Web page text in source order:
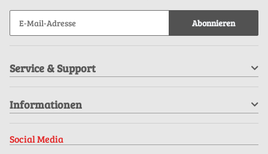
Abonnieren
Service & Support
Informationen
Social Media